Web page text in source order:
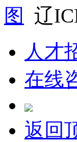
图
辽
人才
在线
返回